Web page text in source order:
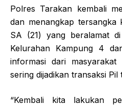
Polres Tarakan kembali
dan menangkap tersangka
SA (21) yang beralamat
Kelurahan Kampung 4
informasi dari
sering dijadikan transaksi Pil
“Kembali kita lakukan